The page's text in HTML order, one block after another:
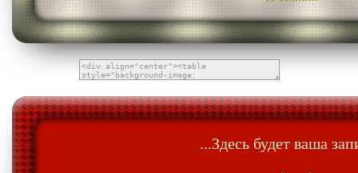
...Здесь будет ваша